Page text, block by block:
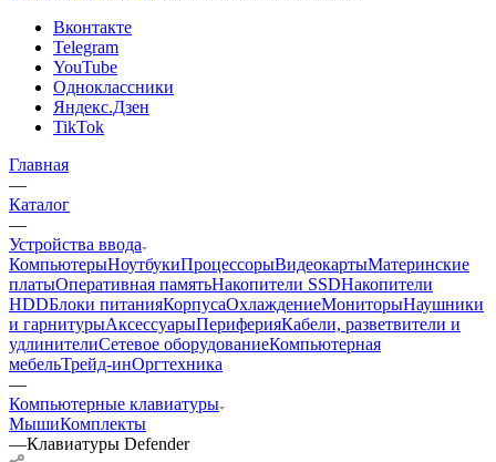
Вконтакте
Telegram
YouTube
Одноклассники
Яндекс.Дзен
TikTok
Главная
—
Каталог
—
Устройства ввода
КомпьютерыНоутбукиПроцессорыВидеокартыМатеринские
платыОперативная памятьНакопители SSDНакопители
HDDБлоки питанияКорпусаОхлаждениеМониторыНаушники
и гарнитурыАксессуарыПериферияКабели, разветвители и
удлинителиСетевое оборудованиеКомпьютерная
мебельТрейд-инОргтехника
—
Компьютерные клавиатуры
МышиКомплекты
—Клавиатуры Defender